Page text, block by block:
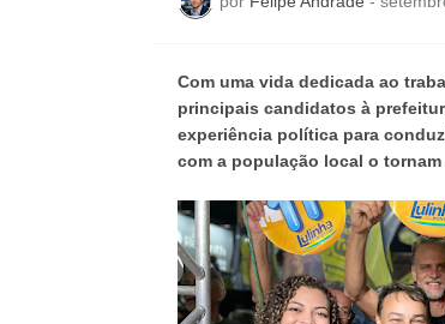
Com uma vida dedicada ao
principais candidatos à
experiência política para
com a população local o